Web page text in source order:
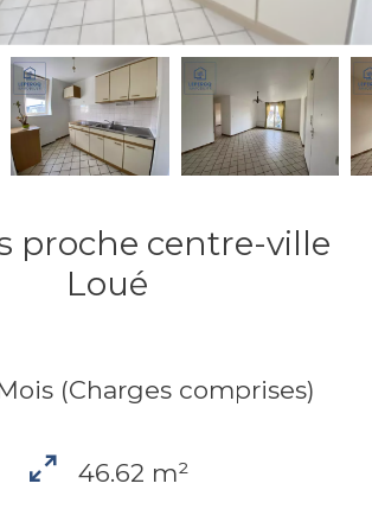
proche centre-ville
Loué
(Charges comprises)
46.62 m²